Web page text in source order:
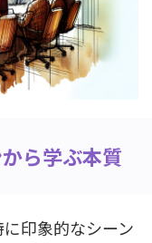
ら学ぶ本質
印象的なシーン